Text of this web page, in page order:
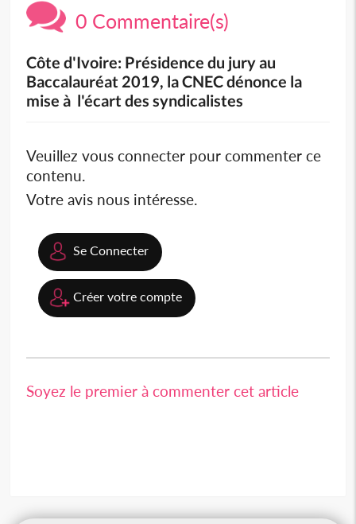
0 Commentaire(s)
Côte d'Ivoire: Présidence du jury au
Baccalauréat 2019, la CNEC dénonce la
mise à l'écart des syndicalistes
Veuillez vous connecter pour commenter ce
contenu.
Votre avis nous intéresse.
Se Connecter
Créer votre compte
Soyez le premier à commenter cet article